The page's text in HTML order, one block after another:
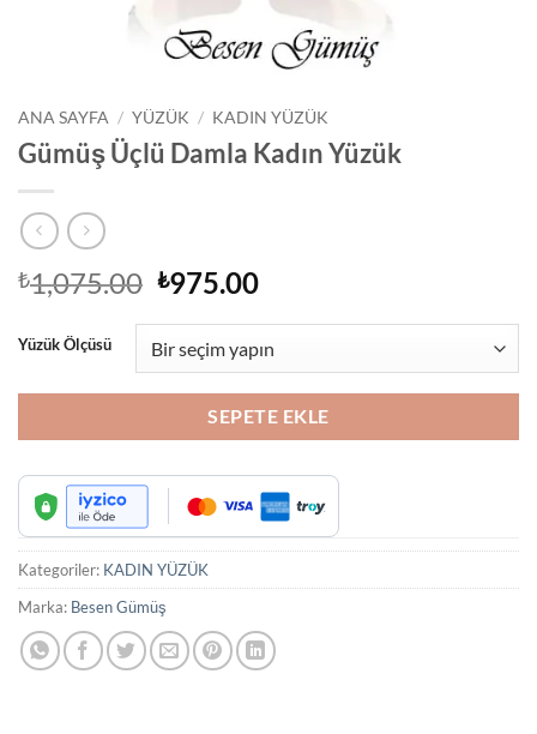
ANA SAYFA / YÜZÜK / KADIN YÜZÜK
Gümüş Üçlü Damla Kadın Yüzük
₺1,075.00 Orijinal
₺1,075.00.
₺975.00Şu
fiyat:
₺975.00.
Yüzük Ölçüsü
SEPETE EKLE
Kategoriler: KADIN YÜZÜK
Marka: Besen Gümüş